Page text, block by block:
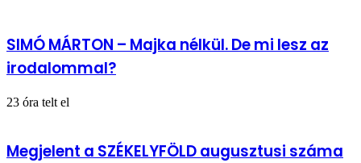
válságban
a
párbeszéd
a
SIMÓ MÁRTON – Majka nélkül. De mi lesz az
irodalommal?
23 óra telt el
Megjelent a SZÉKELYFÖLD augusztusi száma